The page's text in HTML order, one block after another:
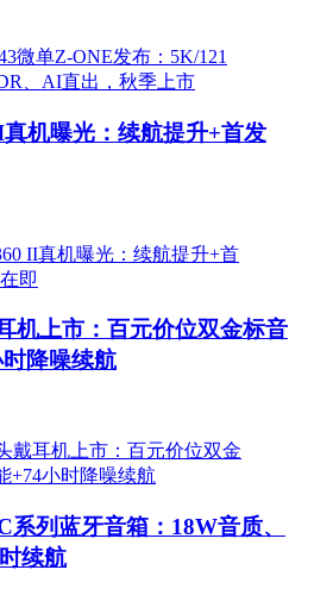
机曝光：续航提升+首发
机上市：百元价位双金标音
降噪续航
列蓝牙音箱：18W音质、
续航